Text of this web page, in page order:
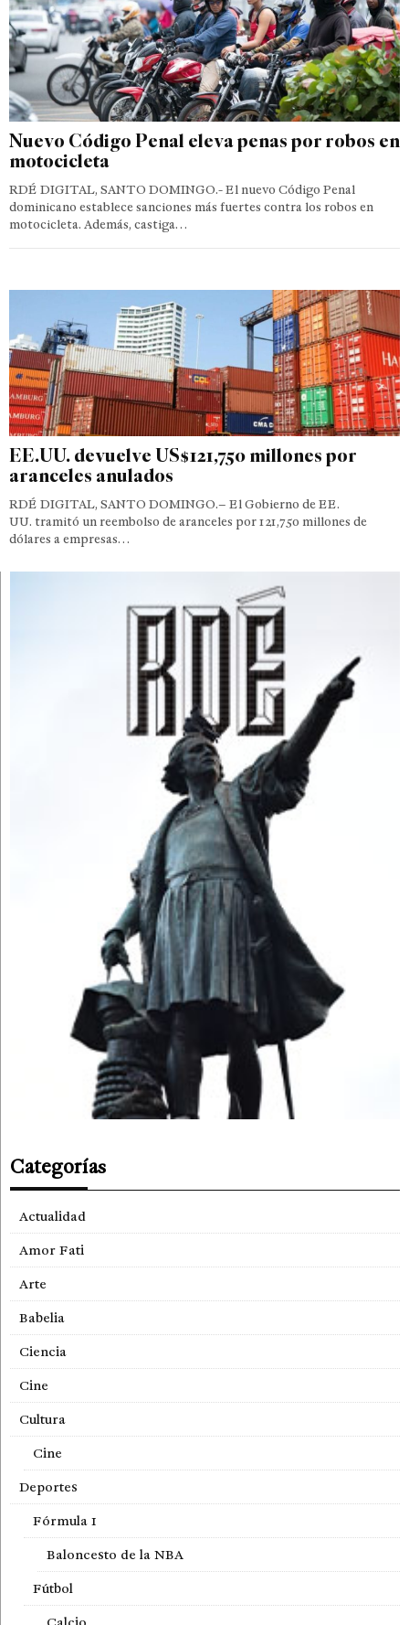
Nuevo Código Penal eleva penas por robos en
motocicleta
RDÉ DIGITAL, SANTO DOMINGO.- El nuevo Código Penal
dominicano establece sanciones más fuertes contra los robos en
motocicleta. Además, castiga…
EE.UU. devuelve US$121,750 millones por
aranceles anulados
RDÉ DIGITAL, SANTO DOMINGO.– El Gobierno de EE.
UU. tramitó un reembolso de aranceles por 121,750 millones de
dólares a empresas…
Categorías
Actualidad
Amor Fati
Arte
Babelia
Ciencia
Cine
Cultura
Cine
Deportes
Fórmula 1
Baloncesto de la NBA
Fútbol